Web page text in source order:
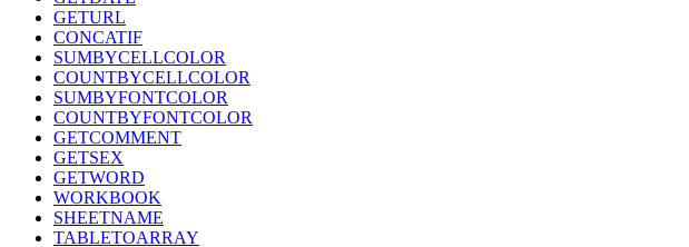
GETURL
CONCATIF
SUMBYCELLCOLOR
COUNTBYCELLCOLOR
SUMBYFONTCOLOR
COUNTBYFONTCOLOR
GETCOMMENT
GETSEX
GETWORD
WORKBOOK
SHEETNAME
TABLETOARRAY